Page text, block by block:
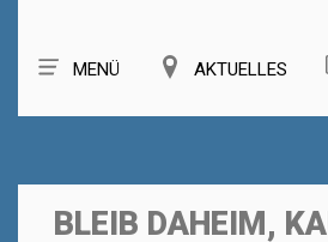
MENÜ AKTUELLES
BLEIB DAHEIM,